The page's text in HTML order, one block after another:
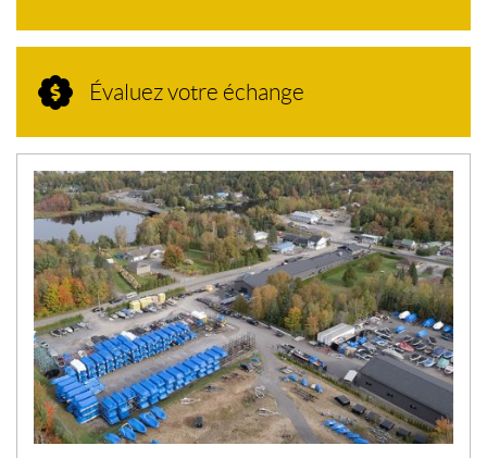
Évaluez votre échange
N
O
U
V
E
L
L
E
S